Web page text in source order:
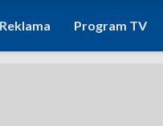
Reklama Program TV